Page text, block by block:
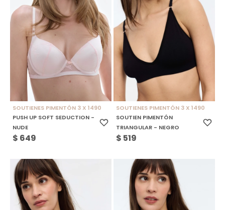
SOUTIENES PIMENTÓN 3 X 1490
PUSH UP SOFT SEDUCTION -
NUDE
$ 649
SOUTIENES PIMENTÓN 3 X 1490
SOUTIEN PIMENTÓN
TRIANGULAR - NEGRO
$ 519